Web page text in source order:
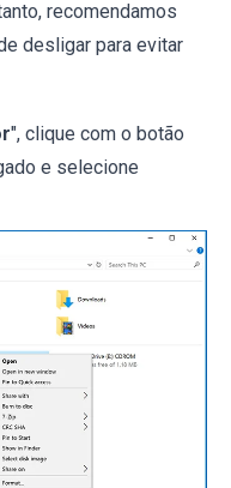
recomendamos
desligar para evitar
", clique com o botão
e selecione